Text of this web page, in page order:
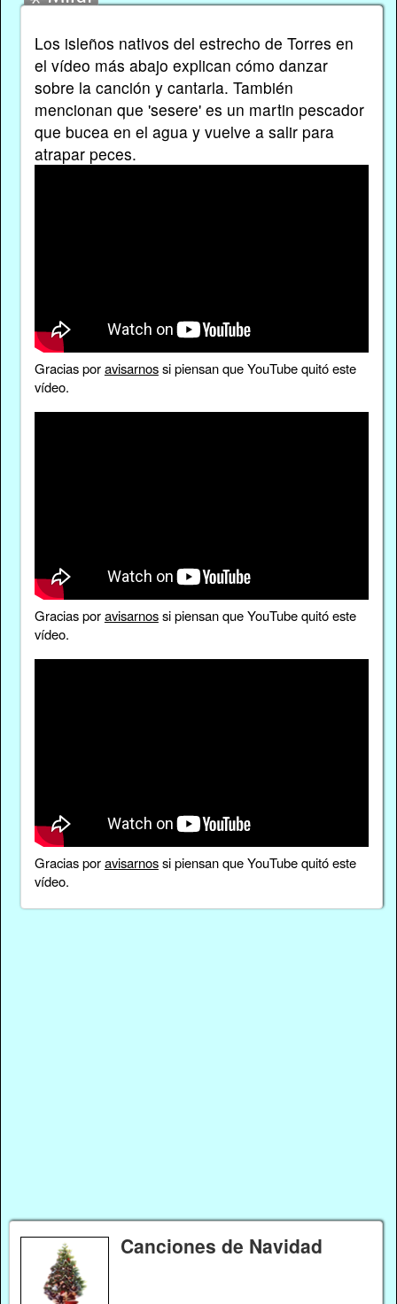
Los isleños nativos del estrecho de Torres en
el vídeo más abajo explican cómo danzar
sobre la canción y cantarla. También
mencionan que 'sesere' es un martin pescador
que bucea en el agua y vuelve a salir para
atrapar peces.
Gracias poravisarnossi piensan que YouTube quitó este
vídeo.
Gracias poravisarnossi piensan que YouTube quitó este
vídeo.
Gracias poravisarnossi piensan que YouTube quitó este
vídeo.
Canciones de Navidad